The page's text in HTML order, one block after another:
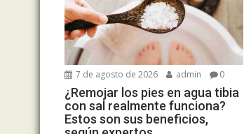
7 de agosto de 2026 admin 0
¿Remojar los pies en agua tibia
con sal realmente funciona?
Estos son sus beneficios,